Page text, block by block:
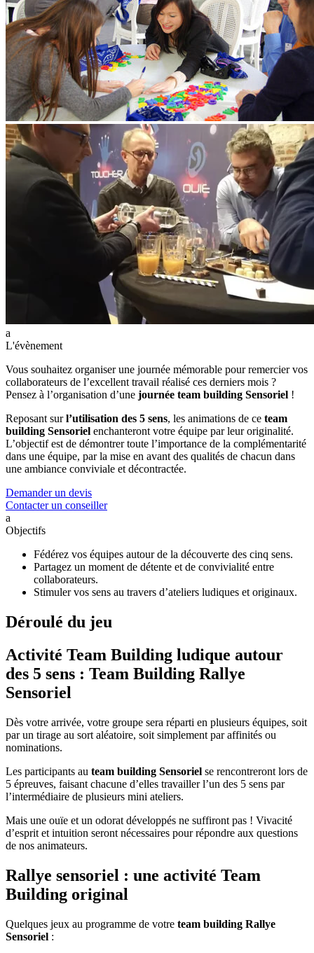
a
L'évènement
Vous souhaitez organiser une journée mémorable pour remercier vos
collaborateurs de l’excellent travail réalisé ces derniers mois ?
Pensez à l’organisation d’une journée team building Sensoriel !
Reposant surl’utilisation des 5 sens, les animations de ce team
building Sensoriel enchanteront votre équipe par leur originalité.
L’objectif est de démontrer toute l’importance de la complémentarité
dans une équipe, par la mise en avant des qualités de chacun dans
une ambiance conviviale et décontractée.
Demander un devis
Contacter un conseiller
a
Objectifs
Fédérez vos équipes autour de la découverte des cinq sens.
Partagez un moment de détente et de convivialité entre
collaborateurs.
Stimuler vos sens au travers d’ateliers ludiques et originaux.
Déroulé du jeu
Activité Team Building ludique autour
des 5 sens : Team Building Rallye
Sensoriel
Dès votre arrivée, votre groupe sera réparti en plusieurs équipes, soit
par un tirage au sort aléatoire, soit simplement par affinités ou
nominations.
Les participants au team building Sensoriel se rencontreront lors de
5 épreuves, faisant chacune d’elles travailler l’un des 5 sens par
l’intermédiaire de plusieurs mini ateliers.
Mais une ouïe et un odorat développés ne suffiront pas ! Vivacité
d’esprit et intuition seront nécessaires pour répondre aux questions
de nos animateurs.
Rallye sensoriel : une activité Team
Building original
Quelques jeux au programme de votre team building Rallye
Sensoriel :